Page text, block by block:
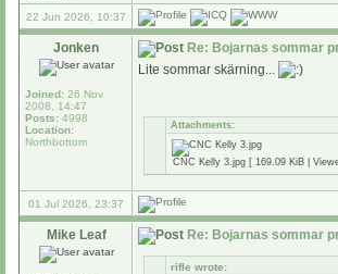
22 Jun 2026, 10:37
Jonken
Joined: 26 Nov
2008, 14:47
Posts: 4998
Location:
Northbottom
Re: Bojarnas sommar
Lite sommar skärning...
Attachments:
CNC Kelly 3.jpg [ 169.09 KiB |
01 Jul 2026, 23:37
Mike Leaf Re: Bojarnas sommar
rifle wrote: